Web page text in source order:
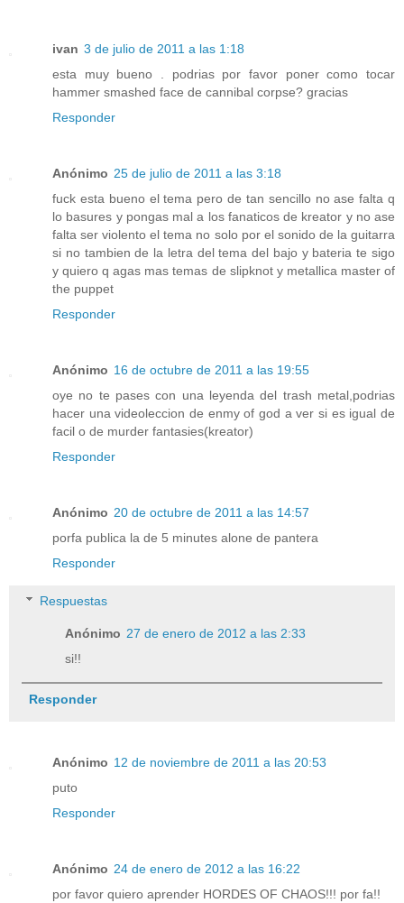
ivan 3 de julio de 2011 a las 1:18
esta muy bueno . podrias por favor poner como tocar
hammer smashed face de cannibal corpse? gracias
Responder
Anónimo 25 de julio de 2011 a las 3:18
fuck esta bueno el tema pero de tan sencillo no ase falta q
lo basures y pongas mal a los fanaticos de kreator y no ase
falta ser violento el tema no solo por el sonido de la guitarra
si no tambien de la letra del tema del bajo y bateria te sigo
y quiero q agas mas temas de slipknot y metallica master of
the puppet
Responder
Anónimo 16 de octubre de 2011 a las 19:55
oye no te pases con una leyenda del trash metal,podrias
hacer una videoleccion de enmy of god a ver si es igual de
facil o de murder fantasies(kreator)
Responder
Anónimo 20 de octubre de 2011 a las 14:57
porfa publica la de 5 minutes alone de pantera
Responder
Respuestas
Anónimo 27 de enero de 2012 a las 2:33
si!!
Responder
Anónimo 12 de noviembre de 2011 a las 20:53
puto
Responder
Anónimo 24 de enero de 2012 a las 16:22
por favor quiero aprender HORDES OF CHAOS!!! por fa!!